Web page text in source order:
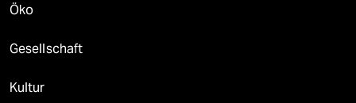
Öko
Gesellschaft
Kultur